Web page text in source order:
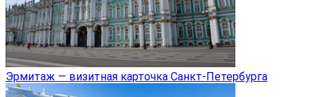
Эрмитаж — визитная карточка Санкт-Петербурга